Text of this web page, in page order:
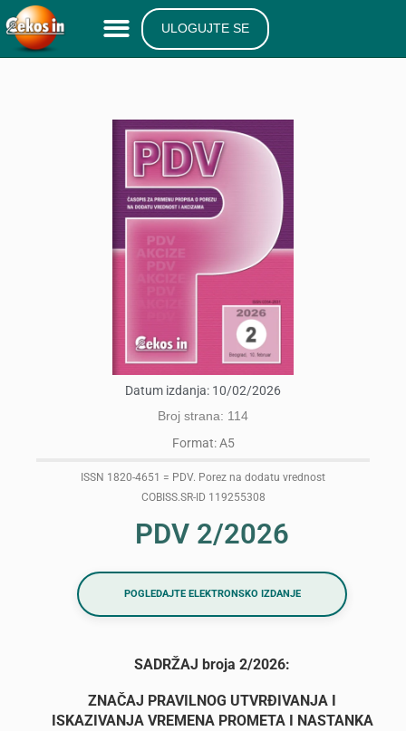
ULOGUJTE SE
Datum izdanja: 10/02/2026
Broj strana: 114
Format: A5
ISSN 1820-4651 = PDV. Porez na dodatu vrednost
COBISS.SR-ID 119255308
PDV 2/2026
POGLEDAJTE ELEKTRONSKO IZDANJE
SADRŽAJ broja 2/2026:
ZNAČAJ PRAVILNOG UTVRĐIVANJA I
ISKAZIVANJA VREMENA PROMETA I NASTANKA